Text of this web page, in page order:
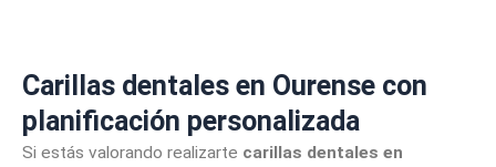
Carillas dentales en Ourense con
planificación personalizada
Si estás valorando realizarte carillas dentales en